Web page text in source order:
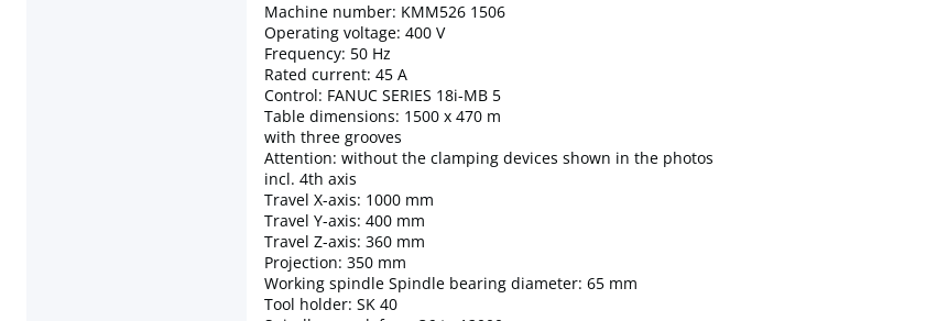
Machine number: KMM526 1506
Operating voltage: 400 V
Frequency: 50 Hz
Rated current: 45 A
Control: FANUC SERIES 18i-MB 5
Table dimensions: 1500 x 470 m
with three grooves
Attention: without the clamping devices shown in the photos
incl. 4th axis
Travel X-axis: 1000 mm
Travel Y-axis: 400 mm
Travel Z-axis: 360 mm
Projection: 350 mm
Working spindle Spindle bearing diameter: 65 mm
Tool holder: SK 40